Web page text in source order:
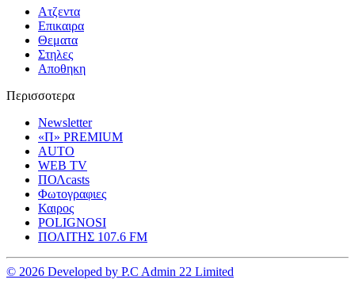
Ατζεντα
Επικαιρα
Θεματα
Στηλες
Αποθηκη
Περισσοτερα
Newsletter
«Π» PREMIUM
AUTO
WEB TV
ΠΟΛcasts
Φωτογραφιες
Καιρος
POLIGNOSI
ΠΟΛΙΤΗΣ 107.6 FM
© 2026 Developed by P.C Admin 22 Limited